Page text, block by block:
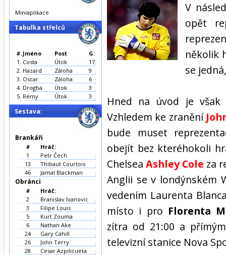
V
opět
několik
se
Hned na úvod je však
Vzhledem ke zranění
bude muset
obejít bez kteréhokoli
Chelsea Ashley Cole za
Anglii se v londýnském
vedením Laurenta
místo i pro Florenta
zítra od 21:00 a
televizní stanice Nova
Miniaplikace
Tabulka střelců
#.Jméno Post
G:
1. Costa Útok
17
2. Hazard Záloha
9
3. Oscar Záloha
6
4. Drogba Útok
3
5. Rémy Útok 3
Sestava:
Brankáři
#
Hráč:
1
Petr Čech
13
Thibaut Courtois
46
Jamal Blackman
Obránci
#
Hráč:
2
Branislav Ivanovic
3
Filipe Louis
5
Kurt Zouma
6
Nathan Ake
24
Gary Cahill
26
John Terry
28
Cesar Azpilicueta